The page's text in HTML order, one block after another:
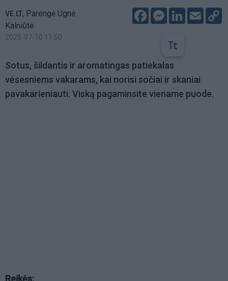
VE.LT, Parengė Ugnė
Kalniūtė
2025-07-10 11:50
FacebookMessenger
LinkedIn
Email
Sotus, šildantis ir aromatingas patiekalas
vėsesniems vakarams, kai norisi sočiai ir skaniai
pavakarieniauti. Viską pagaminsite viename puode.